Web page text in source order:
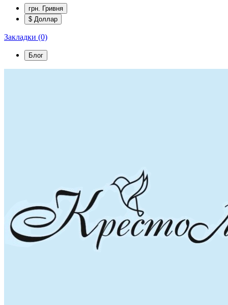
грн. Гривня
$ Доллар
Закладки (0)
Блог